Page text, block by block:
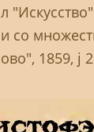
со
1859, ј